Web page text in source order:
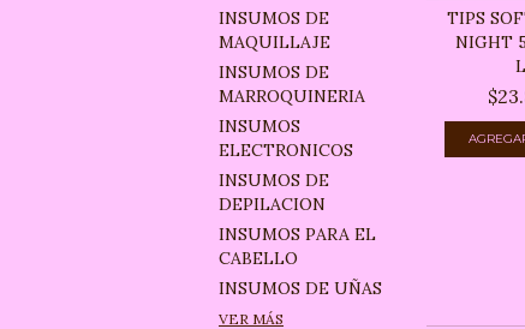
INSUMOS DE
MAQUILLAJE
INSUMOS DE
MARROQUINERIA
INSUMOS
ELECTRONICOS
INSUMOS DE
DEPILACION
INSUMOS PARA EL
CABELLO
INSUMOS DE UÑAS
VER MÁS
TIPS
NIGHT